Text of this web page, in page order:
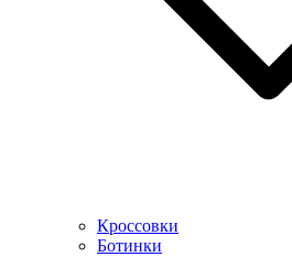
Кроссовки
Ботинки